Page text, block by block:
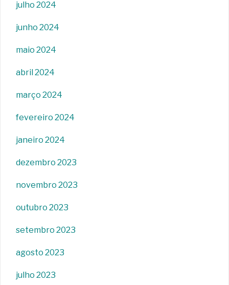
julho 2024
junho 2024
maio 2024
abril 2024
março 2024
fevereiro 2024
janeiro 2024
dezembro 2023
novembro 2023
outubro 2023
setembro 2023
agosto 2023
julho 2023